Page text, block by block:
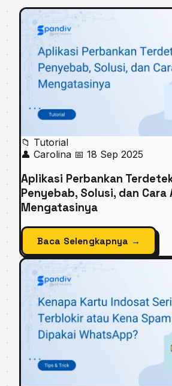
📁 Tutorial
👤 Carolina 📅 18 Sep 2025
Aplikasi Perbankan
Penyebab, Solusi, dan Cara
Mengatasinya
Baca Selengkapnya →